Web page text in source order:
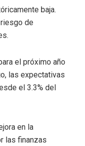
baja.
de
el próximo año
las expectativas
el 3.3% del
en la
las finanzas